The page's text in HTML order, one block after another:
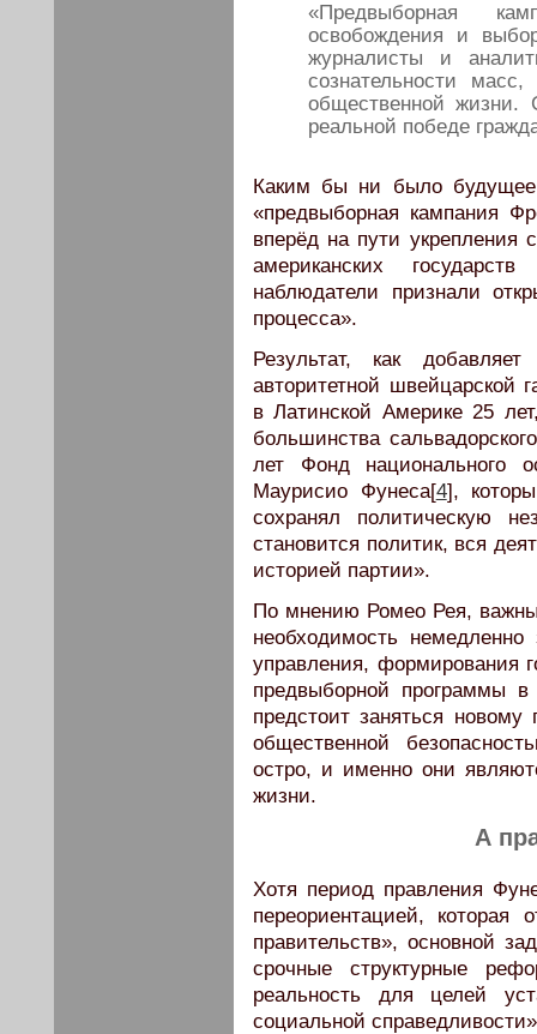
«Предвыборная
освобождения и
журналисты и
сознательности
общественной жизни.
реальной победе
Каким бы ни было будущее
«предвыборная кампания
вперёд на пути укрепления
американских
наблюдатели признали
процесса».
Результат, как
авторитетной швейцарской
в Латинской Америке 25
большинства
лет Фонд национального
Маурисио Фунеса[4],
сохранял политическую
становится политик, вся
историей партии».
По мнению Ромео Рея,
необходимость немедленно
управления, формирования
предвыборной программы
предстоит заняться новому
общественной
остро, и именно они
жизни.
А
Хотя период правления
переориентацией,
правительств», основной
срочные структурные
реальность для целей
социальной